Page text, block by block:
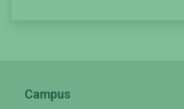
Campus